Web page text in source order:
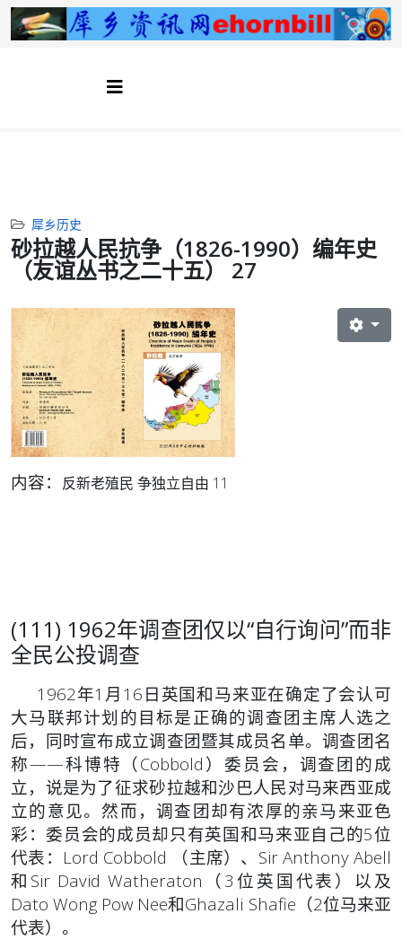
犀乡历史
砂拉越人民抗争（1826-1990）编年史
（友谊丛书之二十五） 27
内容： 反新老殖民 争独立自由 11
(111) 1962年调查团仅以“自行询问”而非
全民公投调查
1962年1月16日英国和马来亚在确定了会认可
大马联邦计划的目标是正确的调查团主席人选之
后，同时宣布成立调查团暨其成员名单。调查团名
称——科博特（Cobbold）委员会，调查团的成
立，说是为了征求砂拉越和沙巴人民对马来西亚成
立的意见。然而，调查团却有浓厚的亲马来亚色
彩：委员会的成员却只有英国和马来亚自己的5位
代表：Lord Cobbold （主席）、Sir Anthony Abell
和Sir David Watheraton（3位英国代表）以及
Dato Wong Pow Nee和Ghazali Shafie（2位马来亚
代表）。